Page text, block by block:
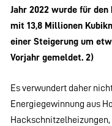
Jahr 2022 wurde für
mit 13,8 Millionen
einer Steigerung um
Vorjahr gemeldet. 2)
Es verwundert daher
Energiegewinnung aus